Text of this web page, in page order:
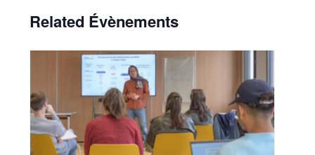
Related Évènements